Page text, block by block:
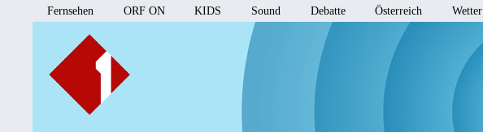
Fernsehen ORF ON KIDS Sound Debatte Österreich Wetter